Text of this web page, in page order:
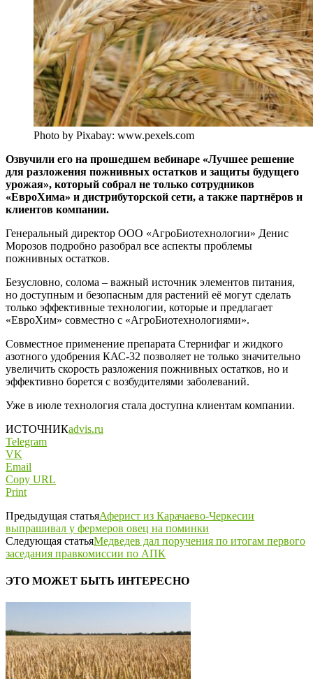
Photo by Pixabay: www.pexels.com
Озвучили его на прошедшем вебинаре «Лучшее решение
для разложения пожнивных остатков и защиты будущего
урожая», который собрал не только сотрудников
«ЕвроХима» и дистрибуторской сети, а также партнёров и
клиентов компании.
Генеральный директор ООО «АгроБиотехнологии» Денис
Морозов подробно разобрал все аспекты проблемы
пожнивных остатков.
Безусловно, солома – важный источник элементов питания,
но доступным и безопасным для растений её могут сделать
только эффективные технологии, которые и предлагает
«ЕвроХим» совместно с «АгроБиотехнологиями».
Совместное применение препарата Стернифаг и жидкого
азотного удобрения КАС-32 позволяет не только значительно
увеличить скорость разложения пожнивных остатков, но и
эффективно борется с возбудителями заболеваний.
Уже в июле технология стала доступна клиентам компании.
ИСТОЧНИКadvis.ru
Telegram
VK
Email
Copy URL
Print
Предыдущая статьяАферист из Карачаево-Черкесии
выпрашивал у фермеров овец на поминки
Следующая статьяМедведев дал поручения по итогам первого
заседания правкомиссии по АПК
ЭТО МОЖЕТ БЫТЬ ИНТЕРЕСНО